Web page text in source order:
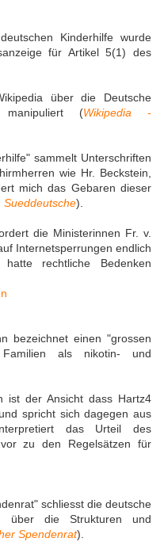
Kinderhilfe wurde
für Artikel 5(1) des
über die Deutsche
manipuliert (Wikipedia -
sammelt Unterschriften
wie Hr. Beckstein,
mich das Gebaren dieser
Sueddeutsche).
die Ministerinnen Fr. v.
Internetsperrungen endlich
rechtliche Bedenken
bezeichnet einen "grossen
als nikotin- und
ist der Ansicht dass Hartz4
spricht sich dagegen aus
das Urteil des
zu den Regelsätzen für
schliesst die deutsche
über die Strukturen und
Spendenrat).